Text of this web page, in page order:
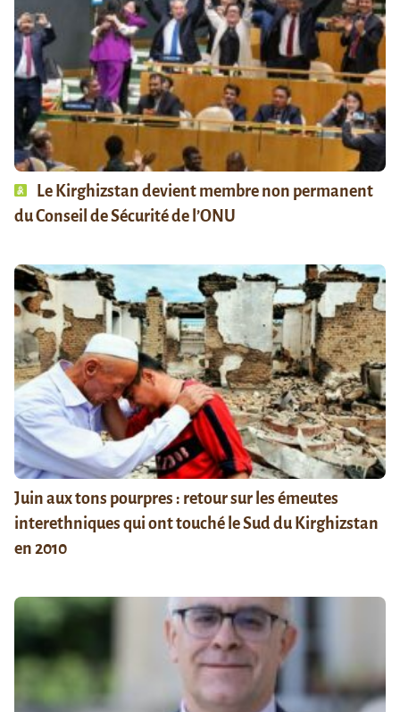
Le Kirghizstan devient membre non permanent
du Conseil de Sécurité de l’ONU
Juin aux tons pourpres : retour sur les émeutes
interethniques qui ont touché le Sud du Kirghizstan
en 2010